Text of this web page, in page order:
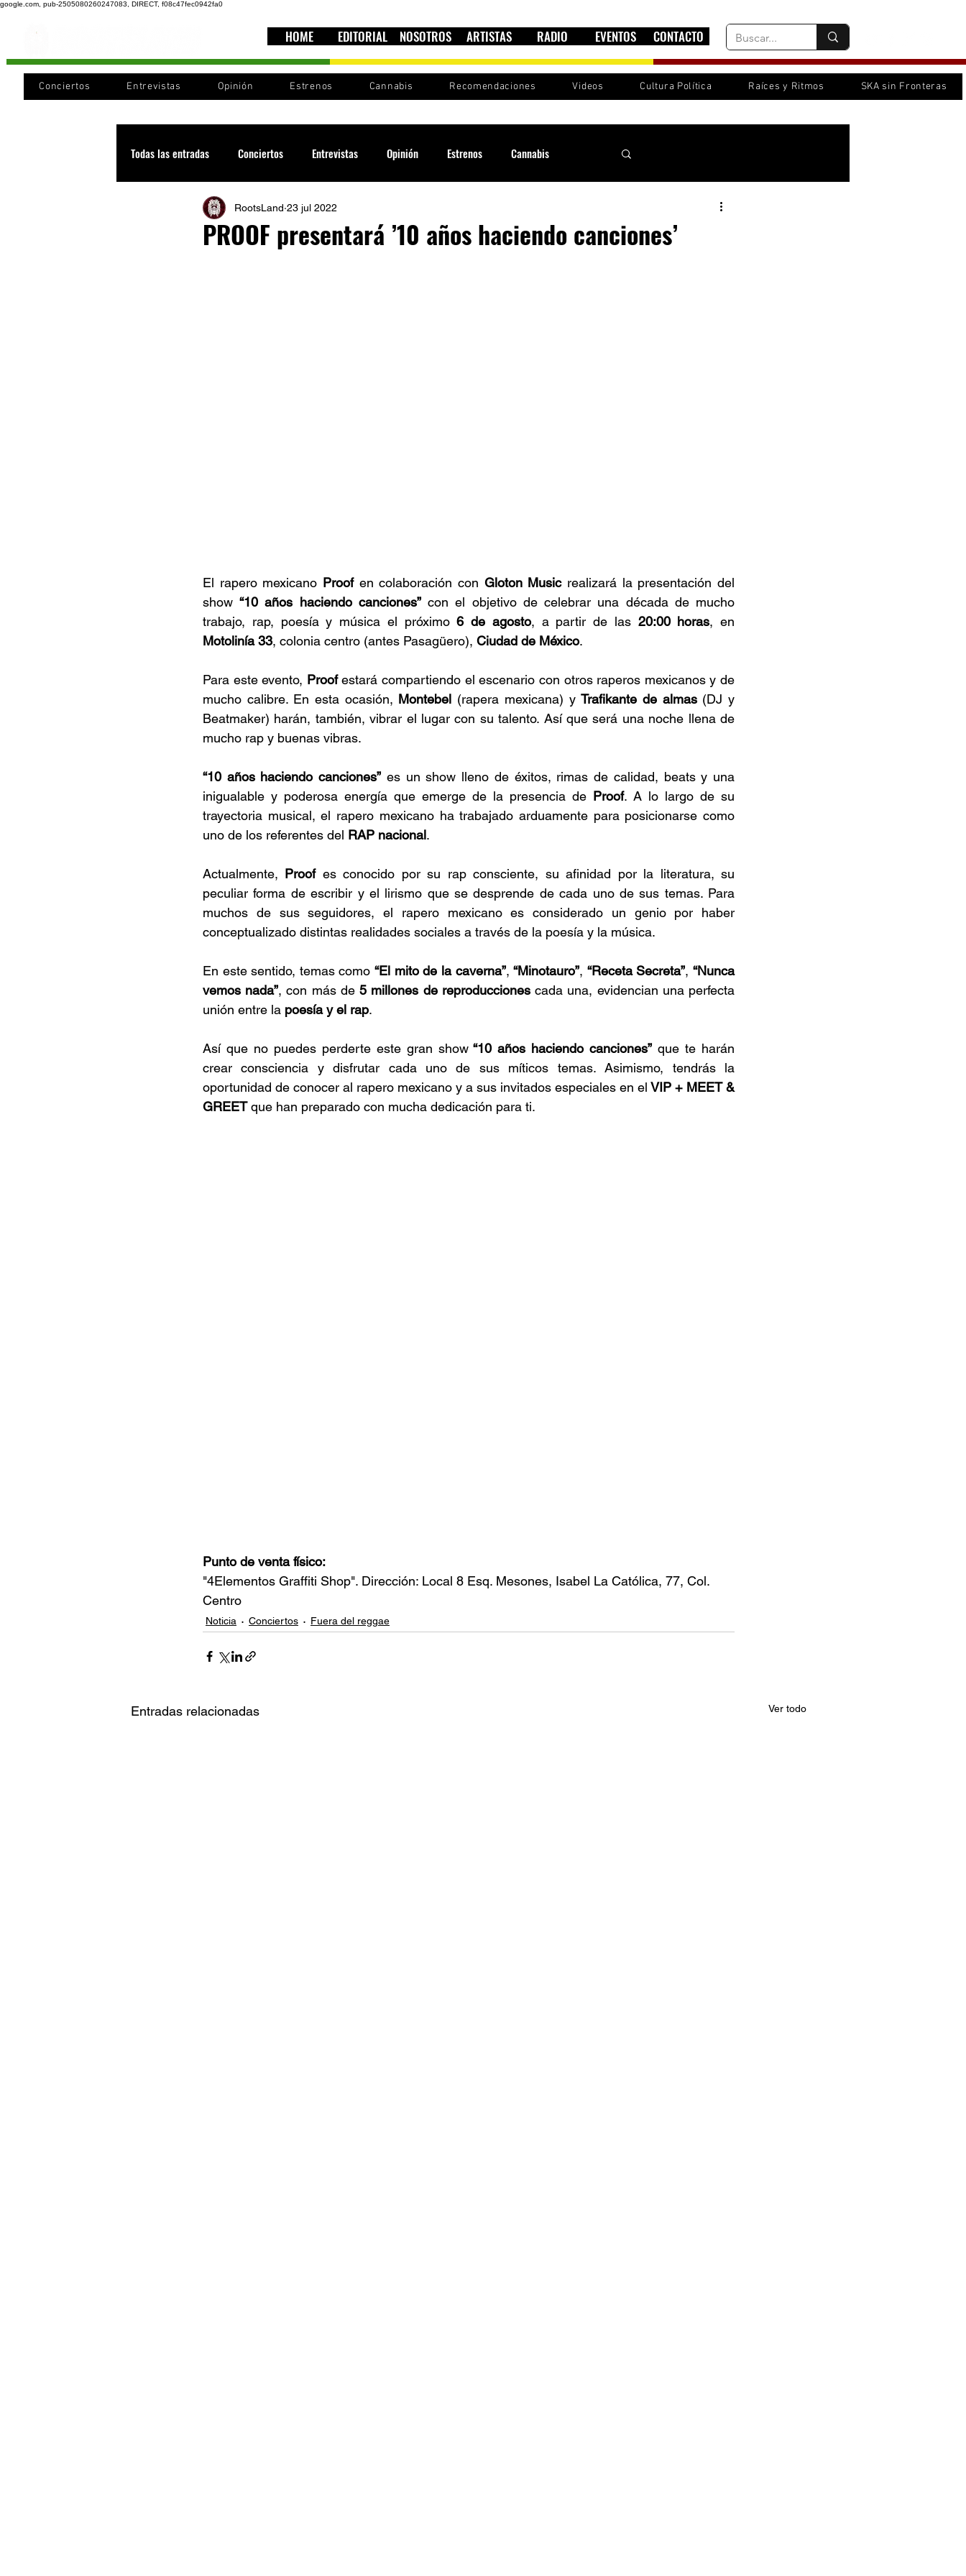
google.com, pub-2505080260247083, DIRECT, f08c47fec0942fa0
HOME EDITORIAL NOSOTROS ARTISTAS RADIO EVENTOS CONTACTO
Conciertos Entrevistas Opinión Estrenos Cannabis Recomendaciones Videos Cultura Política Raíces y Ritmos SKA sin Fronteras
Todas las entradas Conciertos Entrevistas Opinión Estrenos Cannabis
Recomendaciones Videos Cultura política
PROOF presentará ’10 años haciendo canciones’
RootsLand 23 jul 2022
El rapero mexicano Proof en colaboración con Gloton Music realizará la presentación del
show “10 años haciendo canciones” con el objetivo de celebrar una década de mucho
trabajo, rap, poesía y música el próximo 6 de agosto, a partir de las 20:00 horas
Motolinía 33, colonia centro (antes Pasagüero), Ciudad de México.
Para este evento, Proof estará compartiendo el escenario con otros raperos mexicanos y de
mucho calibre. En esta ocasión, Montebel (rapera mexicana) y Trafikante de almas (DJ y
Beatmaker) harán, también, vibrar el lugar con su talento. Así que será una noche llena de
mucho rap y buenas vibras.
“10 años haciendo canciones” es un show lleno de éxitos, rimas de calidad, beats y una
inigualable y poderosa energía que emerge de la presencia de Proof. A lo largo de su
trayectoria musical, el rapero mexicano ha trabajado arduamente para posicionarse como
uno de los referentes del RAP nacional.
Actualmente, Proof es conocido por su rap consciente, su afinidad por la literatura, su
peculiar forma de escribir y el lirismo que se desprende de cada uno de sus temas. Para
muchos de sus seguidores, el rapero mexicano es considerado un genio por haber
conceptualizado distintas realidades sociales a través de la poesía y la música.
En este sentido, temas como “El mito de la caverna”, “Minotauro”, “Receta Secreta”, “Nunca
vemos nada”, con más de 5 millones de reproducciones cada una, evidencian una perfecta
unión entre la poesía y el rap.
Así que no puedes perderte este gran show “10 años haciendo canciones” que te harán
crear consciencia y disfrutar cada uno de sus míticos temas. Asimismo, tendrás la
oportunidad de conocer al rapero mexicano y a sus invitados especiales en el VIP + MEET &
GREET que han preparado con mucha dedicación para ti.
Punto de venta físico:
"4Elementos Graffiti Shop". Dirección: Local 8 Esq. Mesones, Isabel La Católica, 77, Col.
Centro
Noticia Conciertos Fuera del reggae
Entradas relacionadas Ver todo